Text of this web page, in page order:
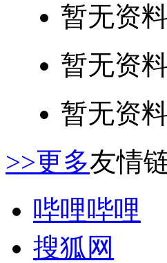
暂无资料
暂无资料
暂无资料
>>更多友情
哔哩哔哩
搜狐网